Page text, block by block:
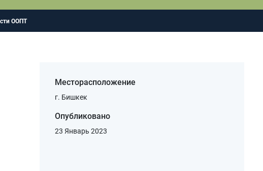
ООПТ
Месторасположение
г. Бишкек
Опубликовано
23 Январь 2023